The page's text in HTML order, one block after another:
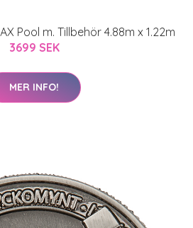
Pool m. Tillbehör 4.88m x 1.22m
3699 SEK
MER INFO!